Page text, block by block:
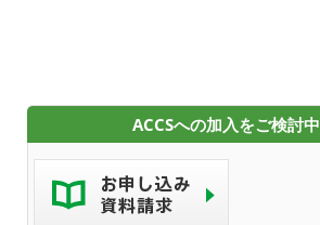
ACCSへの加入をご検討
ＡＣＣＳ40年のあゆみ
法人情報